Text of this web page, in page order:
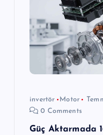
invertör Motor
0 Comments
Güç Aktarmada